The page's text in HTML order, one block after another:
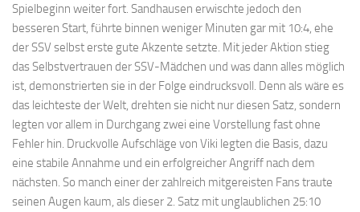
Spielbeginn weiter fort. Sandhausen erwischte jedoch den
besseren Start, führte binnen weniger Minuten gar mit 10:4, ehe
der SSV selbst erste gute Akzente setzte. Mit jeder Aktion stieg
das Selbstvertrauen der SSV-Mädchen und was dann alles möglich
ist, demonstrierten sie in der Folge eindrucksvoll. Denn als wäre es
das leichteste der Welt, drehten sie nicht nur diesen Satz, sondern
legten vor allem in Durchgang zwei eine Vorstellung fast ohne
Fehler hin. Druckvolle Aufschläge von Viki legten die Basis, dazu
eine stabile Annahme und ein erfolgreicher Angriff nach dem
nächsten. So manch einer der zahlreich mitgereisten Fans traute
seinen Augen kaum, als dieser 2. Satz mit unglaublichen 25:10